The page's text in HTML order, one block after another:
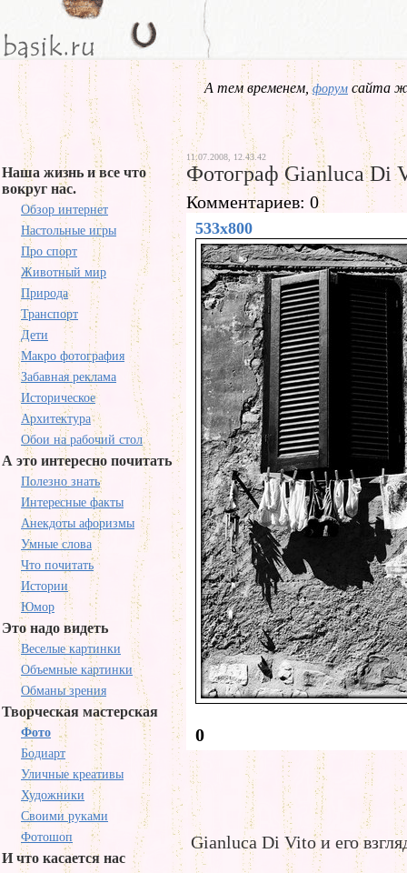
А тем временем,форум сайта
Наша жизнь и все что
вокруг нас.
Обзор интернет
Настольные игры
Про спорт
Животный мир
Природа
Транспорт
Дети
Макро фотография
Забавная реклама
Историческое
Архитектура
Обои на рабочий стол
А это интересно почитать
Полезно знать
Интересные факты
Анекдоты афоризмы
Умные слова
Что почитать
Истории
Юмор
Это надо видеть
Веселые картинки
Объемные картинки
Обманы зрения
Творческая мастерская
Фото
Бодиарт
Уличные креативы
Художники
Своими руками
Фотошоп
И что касается нас
11.07.2008, 12.43.42
Фотограф Gianluca Di
Комментариев: 0
533x800
0
Gianluca Di Vito и его